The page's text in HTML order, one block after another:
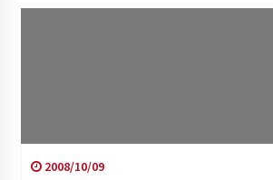
2008/10/09